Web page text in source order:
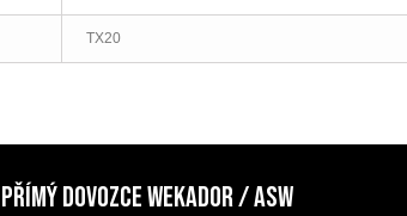
TX20
PŘÍMÝ DOVOZCE WEKADOR / ASW